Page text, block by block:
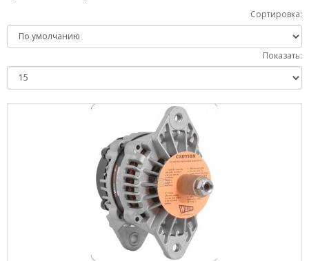
Сортировка:
Показать: